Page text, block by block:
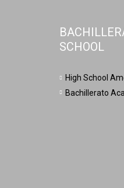
SCHOOL
High School
Bachillerato